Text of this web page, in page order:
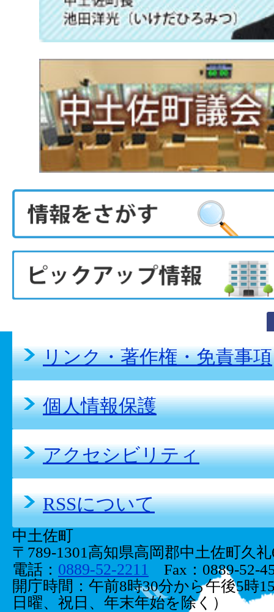
リンク・著作権・免責事項
個人情報保護
アクセシビリティ
RSSについて
中土佐町
〒789-1301高知県高岡郡中土佐町久礼
電話： 0889-52-2211 Fax：0889-52-
開庁時間：午前8時30分から午後5時
日曜、祝日、年末年始を除く）